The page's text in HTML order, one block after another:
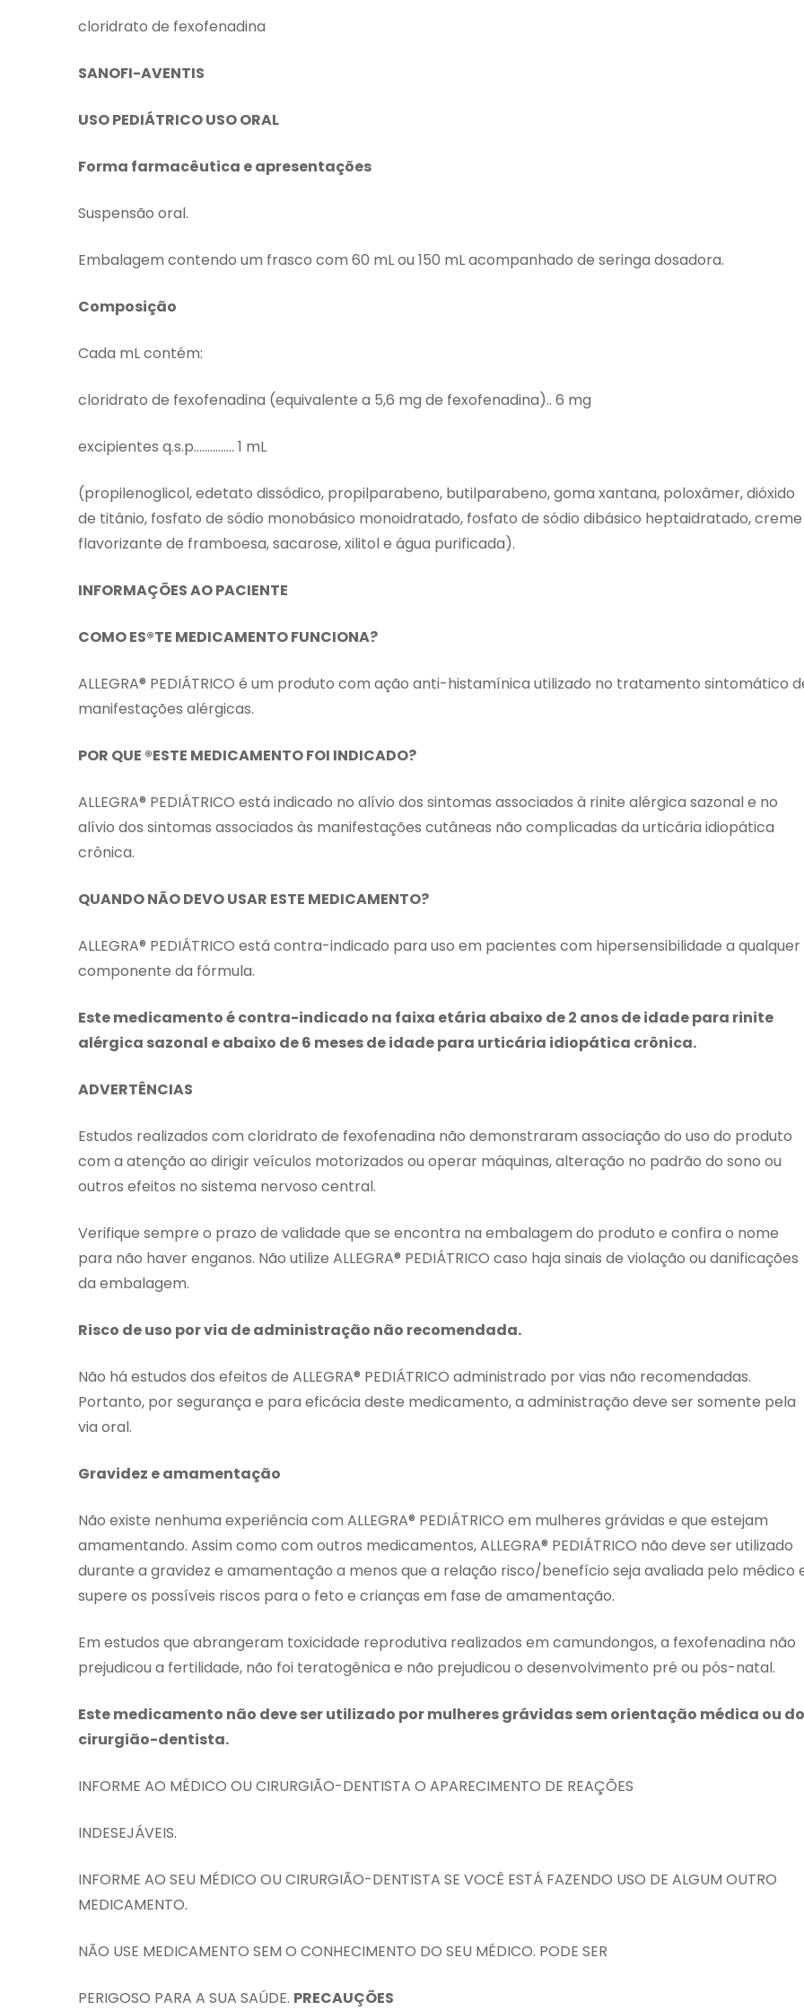
cloridrato de fexofenadina
SANOFI-AVENTIS
USO PEDIÁTRICO USO ORAL
Forma farmacêutica e apresentações
Suspensão oral.
Embalagem contendo um frasco com 60 mL ou 150 mL acompanhado de seringa dosadora.
Composição
Cada mL contém:
cloridrato de fexofenadina (equivalente a 5,6 mg de fexofenadina).. 6 mg
excipientes q.s.p…………… 1 mL
(propilenoglicol, edetato dissódico, propilparabeno, butilparabeno, goma xantana, poloxâmer, dióxido
de titânio, fosfato de sódio monobásico monoidratado, fosfato de sódio dibásico heptaidratado, creme
flavorizante de framboesa, sacarose, xilitol e água purificada).
INFORMAÇÕES AO PACIENTE
COMO ES®TE MEDICAMENTO FUNCIONA?
ALLEGRA® PEDIÁTRICO é um produto com ação anti-histamínica utilizado no tratamento sintomático
manifestações alérgicas.
POR QUE ®ESTE MEDICAMENTO FOI INDICADO?
ALLEGRA® PEDIÁTRICO está indicado no alívio dos sintomas associados à rinite alérgica sazonal e no
alívio dos sintomas associados às manifestações cutâneas não complicadas da urticária idiopática
crônica.
QUANDO NÃO DEVO USAR ESTE MEDICAMENTO?
ALLEGRA® PEDIÁTRICO está contra-indicado para uso em pacientes com hipersensibilidade a qualquer
componente da fórmula.
Este medicamento é contra-indicado na faixa etária abaixo de 2 anos de idade para rinite
alérgica sazonal e abaixo de 6 meses de idade para urticária idiopática crônica.
ADVERTÊNCIAS
Estudos realizados com cloridrato de fexofenadina não demonstraram associação do uso do produto
com a atenção ao dirigir veículos motorizados ou operar máquinas, alteração no padrão do sono ou
outros efeitos no sistema nervoso central.
Verifique sempre o prazo de validade que se encontra na embalagem do produto e confira o nome
para não haver enganos. Não utilize ALLEGRA® PEDIÁTRICO caso haja sinais de violação ou danificações
da embalagem.
Risco de uso por via de administração não recomendada.
Não há estudos dos efeitos de ALLEGRA® PEDIÁTRICO administrado por vias não recomendadas.
Portanto, por segurança e para eficácia deste medicamento, a administração deve ser somente pela
via oral.
Gravidez e amamentação
Não existe nenhuma experiência com ALLEGRA® PEDIÁTRICO em mulheres grávidas e que estejam
amamentando. Assim como com outros medicamentos, ALLEGRA® PEDIÁTRICO não deve ser utilizado
durante a gravidez e amamentação a menos que a relação risco/benefício seja avaliada pelo médico
supere os possíveis riscos para o feto e crianças em fase de amamentação.
Em estudos que abrangeram toxicidade reprodutiva realizados em camundongos, a fexofenadina não
prejudicou a fertilidade, não foi teratogênica e não prejudicou o desenvolvimento pré ou pós-natal.
Este medicamento não deve ser utilizado por mulheres grávidas sem orientação médica ou do
cirurgião-dentista.
INFORME AO MÉDICO OU CIRURGIÃO-DENTISTA O APARECIMENTO DE REAÇÕES
INDESEJÁVEIS.
INFORME AO SEU MÉDICO OU CIRURGIÃO-DENTISTA SE VOCÊ ESTÁ FAZENDO USO DE ALGUM OUTRO
MEDICAMENTO.
NÃO USE MEDICAMENTO SEM O CONHECIMENTO DO SEU MÉDICO. PODE SER
PERIGOSO PARA A SUA SAÚDE. PRECAUÇÕES